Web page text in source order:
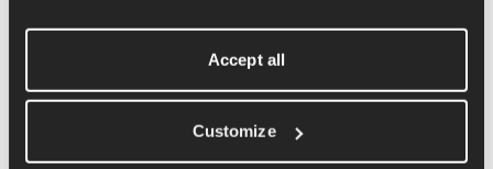
Accept all
Customize
Te aconsejamos que dejes tu plan como está y lo retomes donde
lo dejaste cuando vuelvas. Al igual que cuando estás enfermo,
Cuando estés preparado para avanzar, solo tienes que saltar a la
semana en la que deberías haber estado originalmente.